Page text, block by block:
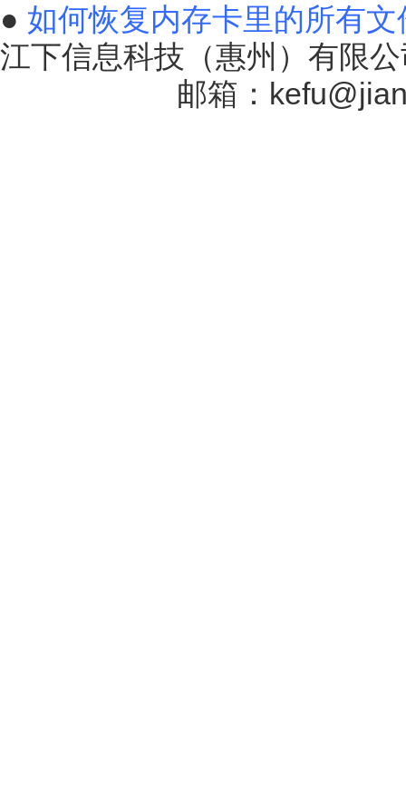
● 如何恢复内存卡里的所有文
江下信息科技（惠州）有限
邮箱：